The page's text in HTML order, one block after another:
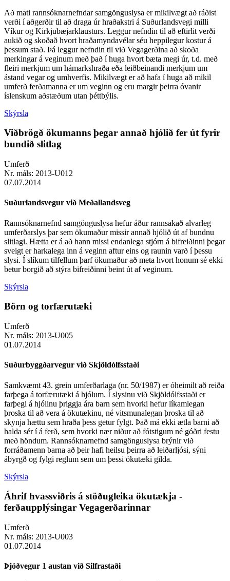
Að mati rannsóknarnefndar samgönguslysa er mikilvægt að ráðist
verði í aðgerðir til að draga úr hraðakstri á Suðurlandsvegi milli
Víkur og Kirkjubæjarklausturs. Leggur nefndin til að eftirlit verði
aukið og skoðað hvort hraðamyndavélar séu heppilegur kostur á
þessum stað. Þá leggur nefndin til við Vegagerðina að skoða
merkingar á veginum með það í huga hvort bæta megi úr, t.d. með
fleiri merkjum um hámarkshraða eða leiðbeinandi merkjum um
ástand vegar og umhverfis. Mikilvægt er að hafa í huga að mikil
umferð ferðamanna er um veginn og eru margir þeirra óvanir
íslenskum aðstæðum utan þéttbýlis.
Skýrsla
Viðbrögð ökumanns þegar annað hjólið fer út fyrir
bundið slitlag
Umferð
Nr. máls: 2013-U012
07.07.2014
Suðurlandsvegur við Meðallandsveg
Rannsóknarnefnd samgönguslysa hefur áður rannsakað alvarleg
umferðarslys þar sem ökumaður missir annað hjólið út af bundnu
slitlagi. Hætta er á að hann missi endanlega stjórn á bifreiðinni þegar
sveigt er harkalega inn á veginn aftur eins og raunin varð í þessu
slysi. Í slíkum tilfellum þarf ökumaður að meta hvort honum sé ekki
betur borgið að stýra bifreiðinni beint út af veginum.
Skýrsla
Börn og torfærutæki
Umferð
Nr. máls: 2013-U005
01.07.2014
Suðurbyggðarvegur við Skjöldólfsstaði
Samkvæmt 43. grein umferðarlaga (nr. 50/1987) er óheimilt að reiða
farþega á torfærutæki á hjólum. Í slysinu við Skjöldólfsstaði er
farþegi á hjólinu þriggja ára barn sem hvorki hefur líkamlegan
þroska til að vera á ökutækinu, né vitsmunalegan þroska til að
skynja hættu sem hraða þess getur fylgt. Það má ekki ætla barni að
halda sér í á ferð, sem hvorki nær niður að fótstigum né góðri festu
með höndum. Rannsóknarnefnd samgönguslysa brýnir við
forráðamenn barna að þeir hafi heilsu þeirra að leiðarljósi, sýni
ábyrgð og fylgi reglum sem um þessi ökutæki gilda.
Skýrsla
Áhrif hvassviðris á stöðugleika ökutækja -
ferðaupplýsingar Vegagerðarinnar
Umferð
Nr. máls: 2013-U003
01.07.2014
Þjóðvegur 1 austan við Silfrastaði